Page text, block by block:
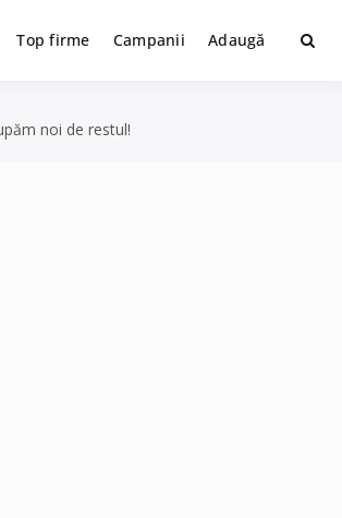
Top firme Campanii Adaugă
noi de restul!